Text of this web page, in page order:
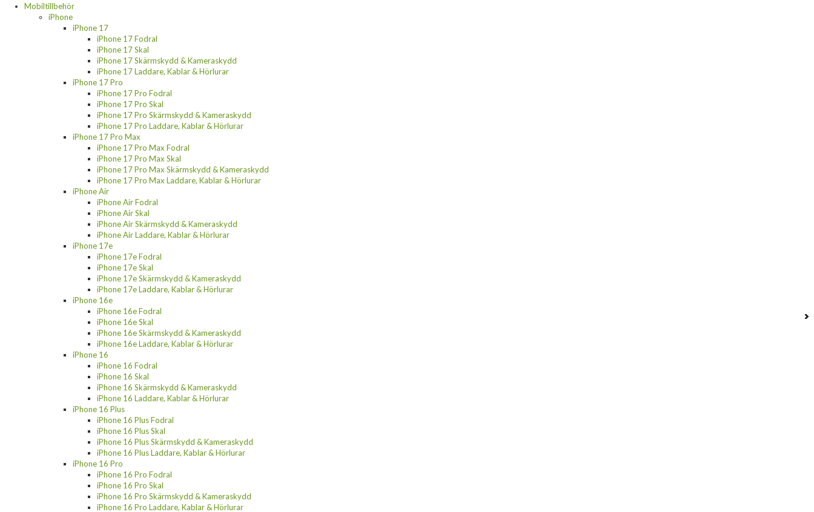
Mobiltillbehör
iPhone
iPhone 17
iPhone 17 Fodral
iPhone 17 Skal
iPhone 17 Skärmskydd & Kameraskydd
iPhone 17 Laddare, Kablar & Hörlurar
iPhone 17 Pro
iPhone 17 Pro Fodral
iPhone 17 Pro Skal
iPhone 17 Pro Skärmskydd & Kameraskydd
iPhone 17 Pro Laddare, Kablar & Hörlurar
iPhone 17 Pro Max
iPhone 17 Pro Max Fodral
iPhone 17 Pro Max Skal
iPhone 17 Pro Max Skärmskydd & Kameraskydd
iPhone 17 Pro Max Laddare, Kablar & Hörlurar
iPhone Air
iPhone Air Fodral
iPhone Air Skal
iPhone Air Skärmskydd & Kameraskydd
iPhone Air Laddare, Kablar & Hörlurar
iPhone 17e
iPhone 17e Fodral
iPhone 17e Skal
iPhone 17e Skärmskydd & Kameraskydd
iPhone 17e Laddare, Kablar & Hörlurar
iPhone 16e
iPhone 16e Fodral
iPhone 16e Skal
iPhone 16e Skärmskydd & Kameraskydd
iPhone 16e Laddare, Kablar & Hörlurar
iPhone 16
iPhone 16 Fodral
iPhone 16 Skal
iPhone 16 Skärmskydd & Kameraskydd
iPhone 16 Laddare, Kablar & Hörlurar
iPhone 16 Plus
iPhone 16 Plus Fodral
iPhone 16 Plus Skal
iPhone 16 Plus Skärmskydd & Kameraskydd
iPhone 16 Plus Laddare, Kablar & Hörlurar
iPhone 16 Pro
iPhone 16 Pro Fodral
iPhone 16 Pro Skal
iPhone 16 Pro Skärmskydd & Kameraskydd
iPhone 16 Pro Laddare, Kablar & Hörlurar